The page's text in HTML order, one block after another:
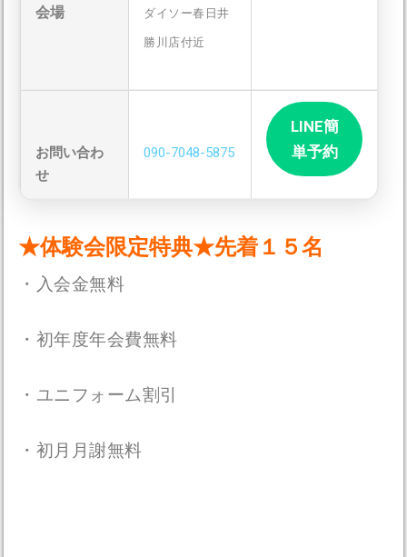
会場 ダイソー春日井
勝川店付近
お問い合わ
せ
090-7048-5875
LINE簡
単予約
★体験会限定特典★先着１５名
・入会金無料
・初年度年会費無料
・ユニフォーム割引
・初月月謝無料